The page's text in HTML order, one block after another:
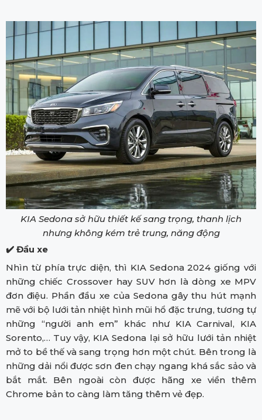
KIA Sedona sở hữu thiết kế sang trọng, thanh lịch
nhưng không kém trẻ trung, năng động
✔️ Đầu xe
Nhìn từ phía trực diện, thì KIA Sedona 2024 giống với
những chiếc Crossover hay SUV hơn là dòng xe MPV
đơn điệu. Phần đầu xe của Sedona gây thu hút mạnh
mẽ với bộ lưới tản nhiệt hình mũi hổ đặc trưng, tương tự
những “người anh em” khác như KIA Carnival, KIA
Sorento,… Tuy vậy, KIA Sedona lại sở hữu lưới tản nhiệt
mở to bề thế và sang trọng hơn một chút. Bên trong là
những dải nổi được sơn đen chạy ngang khá sắc sảo và
bắt mắt. Bên ngoài còn được hãng xe viền thêm
Chrome bản to càng làm tăng thêm vẻ đẹp.